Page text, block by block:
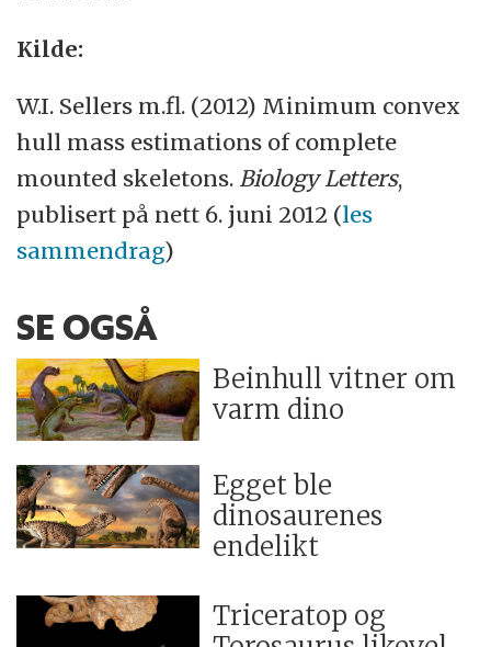
Kilde:
W.I. Sellers m.fl. (2012) Minimum convex
hull mass estimations of complete
mounted skeletons. Biology Letters,
publisert på nett 6. juni 2012 (les
sammendrag)
SE OGSÅ
Beinhull vitner om
varm dino
Egget ble
dinosaurenes
endelikt
Triceratop og